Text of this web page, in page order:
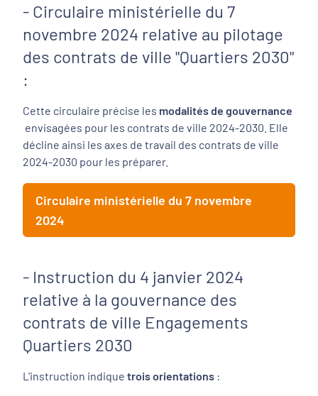
- Circulaire ministérielle du 7
novembre 2024 relative au pilotage
des contrats de ville "Quartiers 2030"
:
Cette circulaire précise les modalités de gouvernance
envisagées pour les contrats de ville 2024-2030. Elle
décline ainsi les axes de travail des contrats de ville
2024-2030 pour les préparer.
Circulaire ministérielle du 7 novembre
2024
- Instruction du 4 janvier 2024
relative à la gouvernance des
contrats de ville Engagements
Quartiers 2030
L'instruction indique trois orientations :